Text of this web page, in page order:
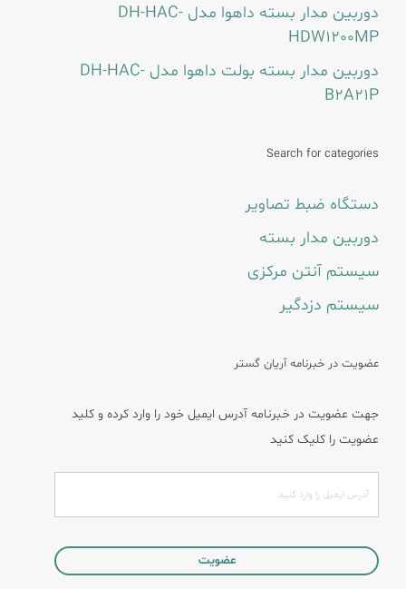
دوربین مدار بسته داهوا مدل DH-HAC-
HDW1200MP
دوربین مدار بسته بولت داهوا مدل DH-HAC-
B2A21P
Search for categories
دستگاه ضبط تصاویر
دوربین مدار بسته
سیستم آنتن مرکزی
سیستم دزدگیر
عضویت در خبرنامه آریان گستر
جهت عضویت در خبرنامه آدرس ایمیل خود را وارد کرده و کلید
عضویت را کلیک کنید